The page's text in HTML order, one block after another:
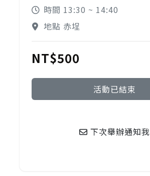
時間 13:30 ~ 14:40
地點 赤埕
NT$500
活動已結束
下次舉辦通知我